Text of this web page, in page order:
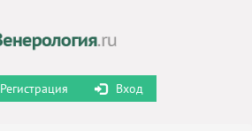
Регистрация Вход